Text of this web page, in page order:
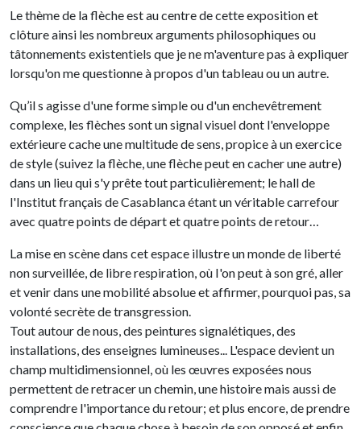
Le thème de la flèche est au centre de cette exposition et
clôture ainsi les nombreux arguments philosophiques ou
tâtonnements existentiels que je ne m'aventure pas à expliquer
lorsqu'on me questionne à propos d'un tableau ou un autre.
Qu’il s agisse d'une forme simple ou d'un enchevêtrement
complexe, les flèches sont un signal visuel dont l'enveloppe
extérieure cache une multitude de sens, propice à un exercice
de style (suivez la flèche, une flèche peut en cacher une autre)
dans un lieu qui s'y prête tout particulièrement; le hall de
l'Institut français de Casablanca étant un véritable carrefour
avec quatre points de départ et quatre points de retour…
La mise en scène dans cet espace illustre un monde de liberté
non surveillée, de libre respiration, où I'on peut à son gré, aller
et venir dans une mobilité absolue et affirmer, pourquoi pas, sa
volonté secrète de transgression.
Tout autour de nous, des peintures signalétiques, des
installations, des enseignes lumineuses... L'espace devient un
champ multidimensionnel, où les œuvres exposées nous
permettent de retracer un chemin, une histoire mais aussi de
comprendre l'importance du retour; et plus encore, de prendre